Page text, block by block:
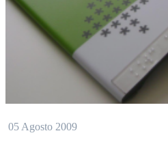
05 Agosto 2009